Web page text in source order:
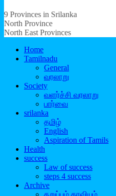
9 Provinces in Srilanka
North Province
North East Provinces
Home
Tamilnadu
General
வரலாறு
Society
வளர்ச்சி வரலாறு
பார்வை
srilanka
தமிழ்
English
Aspiration of Tamils
Health
success
Law of success
steps 4 success
Archive
கறுப்பும் காவியும்